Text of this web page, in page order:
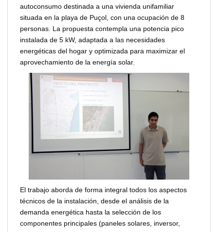
autoconsumo destinada a una vivienda unifamiliar
situada en la playa de Puçol, con una ocupación de 8
personas. La propuesta contempla una potencia pico
instalada de 5 kW, adaptada a las necesidades
energéticas del hogar y optimizada para maximizar el
aprovechamiento de la energía solar.
El trabajo aborda de forma integral todos los aspectos
técnicos de la instalación, desde el análisis de la
demanda energética hasta la selección de los
componentes principales (paneles solares, inversor,